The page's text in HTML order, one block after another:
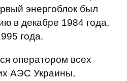
энергоблок был
в декабре 1984 года,
года.
оператором всех
АЭС Украины,